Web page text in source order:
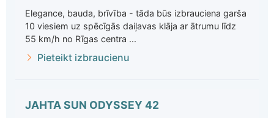
Elegance, bauda, brīvība - tāda būs izbrauciena garša
10 viesiem uz spēcīgās daiļavas klāja ar ātrumu līdz
55 km/h no Rīgas centra ...
Pieteikt izbraucienu
JAHTA SUN ODYSSEY 42